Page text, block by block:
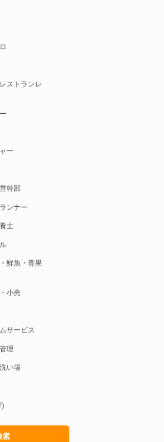
ストランレ
ー
幹部
ンナー
士
鮮魚・青果
小売
サービス
理
い場
索